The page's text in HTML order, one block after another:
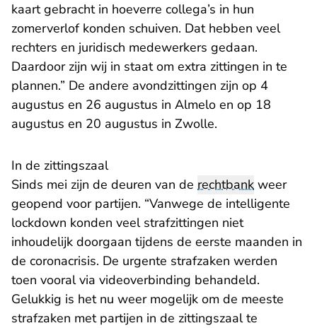
kaart gebracht in hoeverre collega’s in hun
zomerverlof konden schuiven. Dat hebben veel
rechters en juridisch medewerkers gedaan.
Daardoor zijn wij in staat om extra zittingen in te
plannen.” De andere avondzittingen zijn op 4
augustus en 26 augustus in Almelo en op 18
augustus en 20 augustus in Zwolle.
In de zittingszaal
Sinds mei zijn de deuren van de rechtbank weer
geopend voor partijen. “Vanwege de intelligente
lockdown konden veel strafzittingen niet
inhoudelijk doorgaan tijdens de eerste maanden in
de coronacrisis. De urgente strafzaken werden
toen vooral via videoverbinding behandeld.
Gelukkig is het nu weer mogelijk om de meeste
strafzaken met partijen in de zittingszaal te